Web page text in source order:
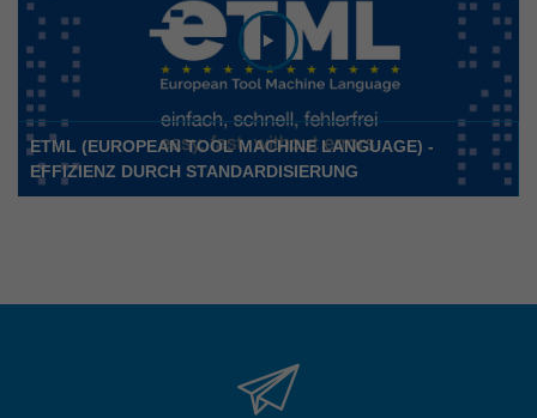
ETML (EUROPEAN TOOL MACHINE LANGUAGE) -
EFFIZIENZ DURCH STANDARDISIERUNG